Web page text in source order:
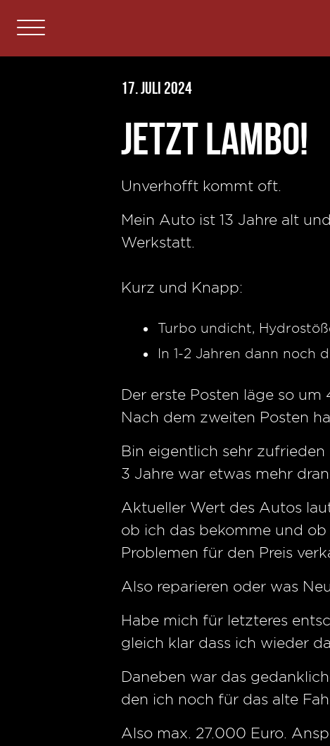
17. Juli 2024
Jetzt Lambo!
Unverhofft kommt oft.
Mein Auto ist 13 Jahre alt
Werkstatt.
Kurz und Knapp:
Turbo undicht,
In 1-2 Jahren dann noch
Der erste Posten läge so um
Nach dem zweiten Posten
Bin eigentlich sehr
3 Jahre war etwas mehr
Aktueller Wert des Autos
ob ich das bekomme und
Problemen für den Preis
Also reparieren oder was
Habe mich für letzteres
gleich klar dass ich wieder
Daneben war das
den ich noch für das alte
Also max. 27.000 Euro.